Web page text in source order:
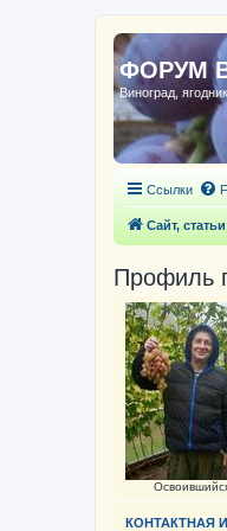
ФОРУМ
Виноград,
Ссылки
Сайт, статьи
Профиль
КОНТАКТНАЯ